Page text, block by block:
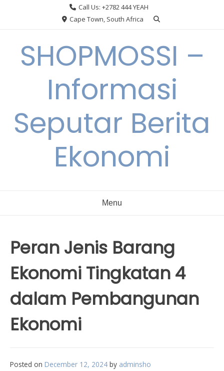
Call Us: +2782 444 YEAH
Cape Town, South Africa
SHOPMOSSI –
Informasi
Seputar Berita
Ekonomi
Menu
Peran Jenis Barang
Ekonomi Tingkatan 4
dalam Pembangunan
Ekonomi
Posted on December 12, 2024 by adminsho